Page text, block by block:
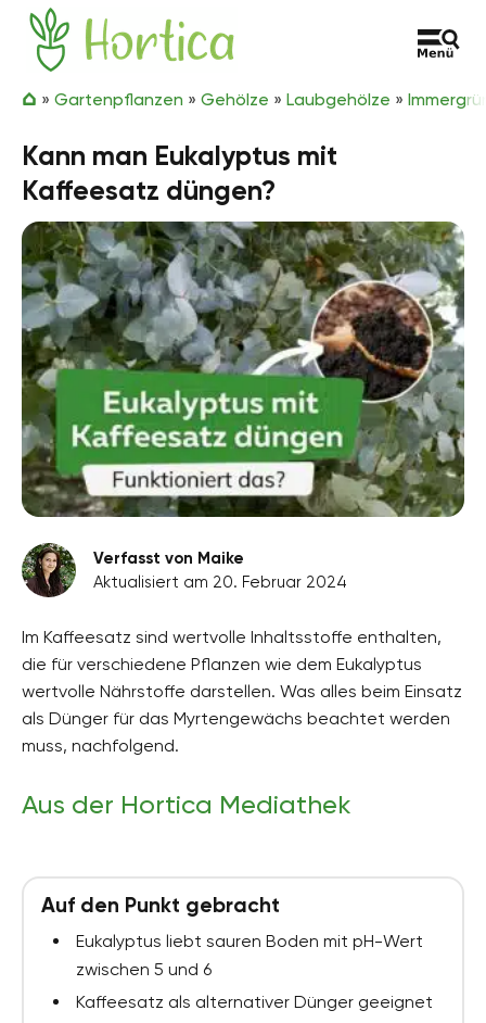
Zum Inhalt springen
Hortica
» Gartenpflanzen » Gehölze » Laubgehölze »
Kann man Eukalyptus mit
Kaffeesatz düngen?
Verfasst von Maike
Aktualisiert am 20. Februar 2024
Im Kaffeesatz sind wertvolle Inhaltsstoffe enthalten,
die für verschiedene Pflanzen wie dem Eukalyptus
wertvolle Nährstoffe darstellen. Was alles beim Einsatz
als Dünger für das Myrtengewächs beachtet werden
muss, nachfolgend.
Aus der Hortica Mediathek
Auf den Punkt gebracht
Eukalyptus liebt sauren Boden mit pH-Wert
zwischen 5 und 6
Kaffeesatz als alternativer Dünger geeignet